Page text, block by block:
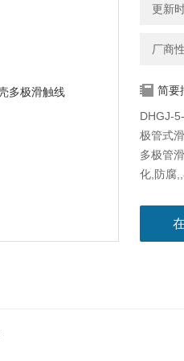
更新
厂商
简要
DHGJ-
极管式
多极管
化,防腐